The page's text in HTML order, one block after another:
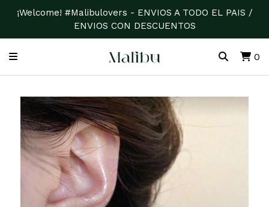
¡Welcome! #Malibulovers - ENVIOS A TODO EL PAIS /
ENVIOS CON DESCUENTOS
0